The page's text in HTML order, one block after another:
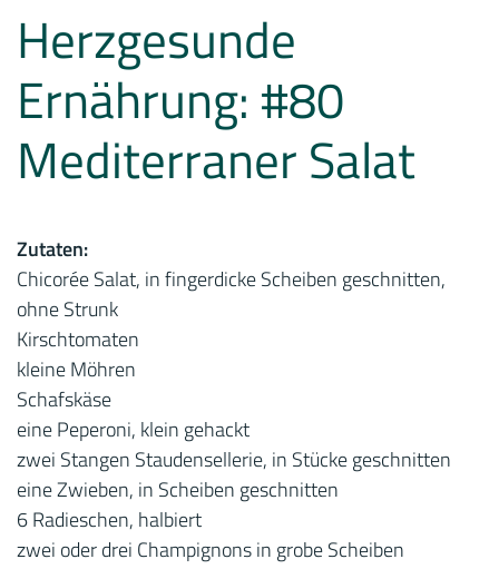
Herzgesunde
Ernährung: #80
Mediterraner Salat
Zutaten:
Chicorée Salat, in fingerdicke Scheiben geschnitten,
ohne Strunk
Kirschtomaten
kleine Möhren
Schafskäse
eine Peperoni, klein gehackt
zwei Stangen Staudensellerie, in Stücke geschnitten
eine Zwieben, in Scheiben geschnitten
6 Radieschen, halbiert
zwei oder drei Champignons in grobe Scheiben